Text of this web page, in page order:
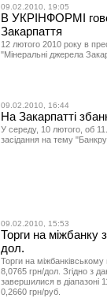
09.02.2010, 19:05
В УКРІНФОРМІ
Закарпаття
12 лютого 2010 року в
"Мінеральні джерела
09.02.2010, 16:44
На Закарпатті
У середу, 10 лютого, об
засідання на тему
09.02.2010, 15:53
Торги на міжбанку
дол.
Торги на
8,0765 грн/дол. Згідно з
завершилися в діапазоні
0,2660 грн/руб.